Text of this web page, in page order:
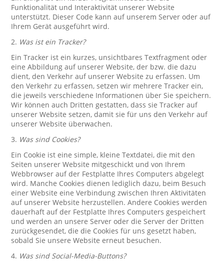
Funktionalität und Interaktivität unserer Website
unterstützt. Dieser Code kann auf unserem Server oder auf
Ihrem Gerät ausgeführt wird.
2. Was ist ein Tracker?
Ein Tracker ist ein kurzes, unsichtbares Textfragment oder
eine Abbildung auf unserer Website, der bzw. die dazu
dient, den Verkehr auf unserer Website zu erfassen. Um
den Verkehr zu erfassen, setzen wir mehrere Tracker ein,
die jeweils verschiedene Informationen über Sie speichern.
Wir können auch Dritten gestatten, dass sie Tracker auf
unserer Website setzen, damit sie für uns den Verkehr auf
unserer Website überwachen.
3. Was sind Cookies?
Ein Cookie ist eine simple, kleine Textdatei, die mit den
Seiten unserer Website mitgeschickt und von Ihrem
Webbrowser auf der Festplatte Ihres Computers abgelegt
wird. Manche Cookies dienen lediglich dazu, beim Besuch
einer Website eine Verbindung zwischen Ihren Aktivitäten
auf unserer Website herzustellen. Andere Cookies werden
dauerhaft auf der Festplatte Ihres Computers gespeichert
und werden an unsere Server oder die Server der Dritten
zurückgesendet, die die Cookies für uns gesetzt haben,
sobald Sie unsere Website erneut besuchen.
4. Was sind Social-Media-Buttons?